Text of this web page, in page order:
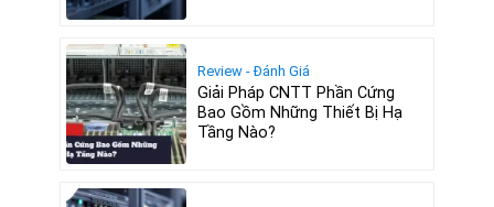
Review - Đánh Giá
Giải Pháp CNTT Phần Cứng
Bao Gồm Những Thiết Bị Hạ
Tầng Nào?